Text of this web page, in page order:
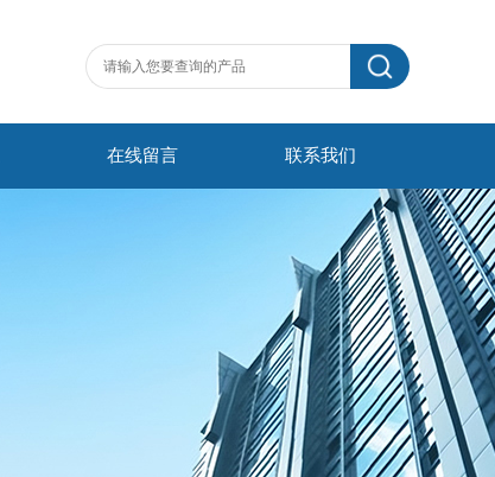
在线留言 联系我们